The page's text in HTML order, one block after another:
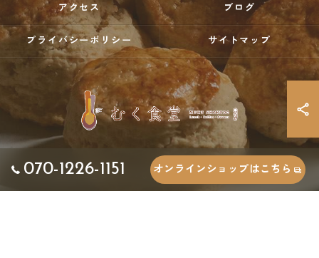
070-1226-1151 オンラインショップはこちら
アクセス ブログ
プライバシーポリシー サイトマップ
© 2026 香川県三豊市でカフェならむく食堂 ALL RIGHTS RESERVED.